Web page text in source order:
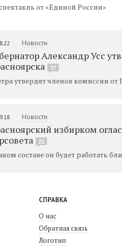
от «Единой России»
Новости
Александр Усс
37
утвердят членов комиссии от
Новости
избирком
22
составе он будет работать
СПРАВКА
О нас
Обратная связь
Логотип